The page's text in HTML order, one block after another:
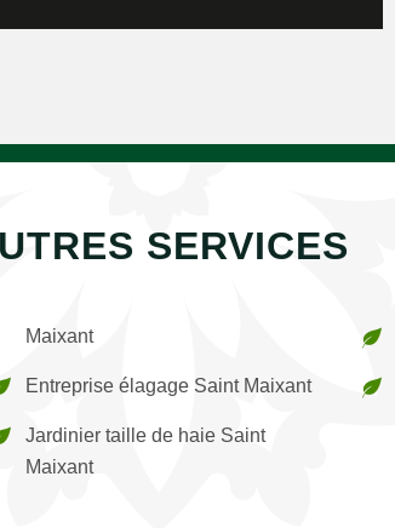
SERVICES
Maixant
Entreprise élagage Saint Maixant
Jardinier taille de haie Saint
Maixant